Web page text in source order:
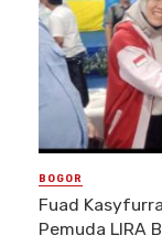
BOGOR
Fuad
Pemuda LIRA